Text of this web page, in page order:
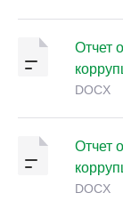
Отчет
DOCX
Отчет
DOCX